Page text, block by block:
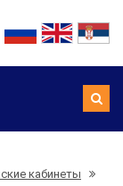
кабинеты